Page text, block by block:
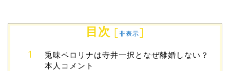
目次 [非表示]
兎味ペロリナは寺井一択となぜ離婚しない？
本人コメント